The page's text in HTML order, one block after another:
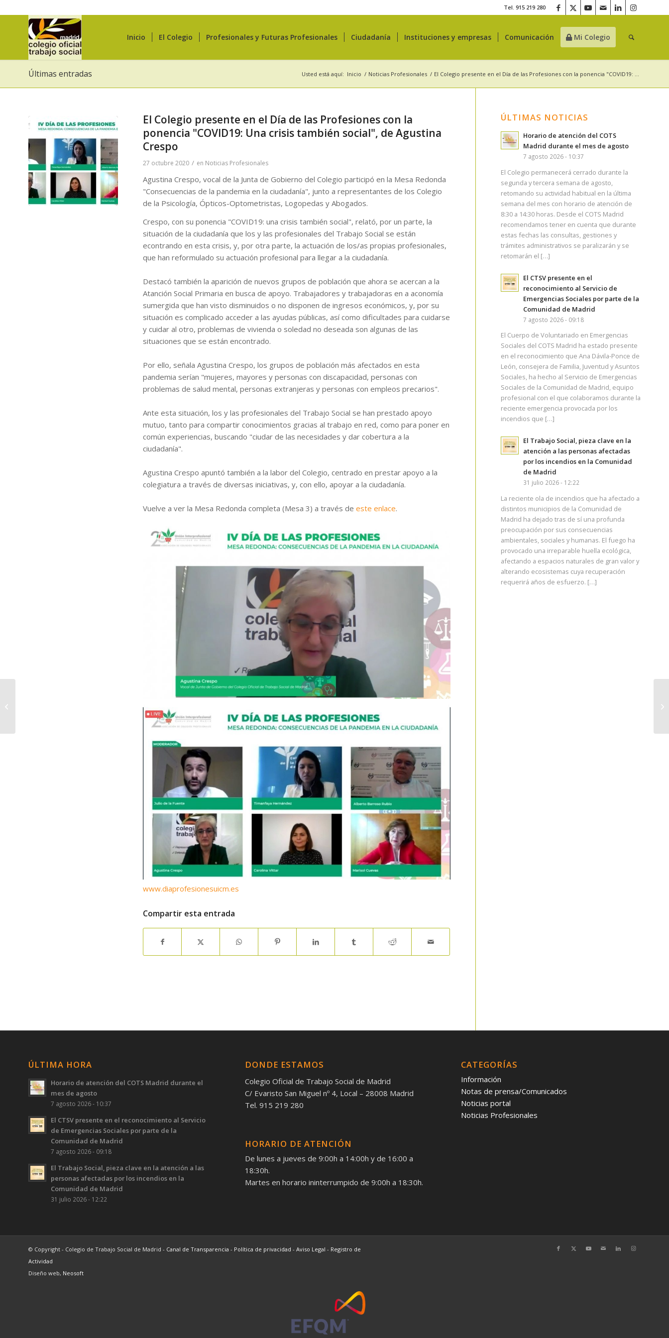
Tel. 915 219 280
Inicio El Colegio Profesionales y Futuras Profesionales Ciudadanía Instituciones y empresas Comunicación Mi Colegio
Últimas entradas Usted está aquí: Inicio / Noticias Profesionales / El Colegio presente en el Día de las Profesiones con la ponencia "COVID19: ...
El Colegio presente en el Día de las Profesiones con la
ponencia "COVID19: Una crisis también social", de Agustina
Crespo
27 octubre 2020 / en Noticias Profesionales
Agustina Crespo, vocal de la Junta de Gobierno del Colegio participó en la Mesa Redonda
"Consecuencias de la pandemia en la ciudadanía", junto a representantes de los Colegio
de la Psicología, Ópticos-Optometristas, Logopedas y Abogados.
Crespo, con su ponencia "COVID19: una crisis también social", relató, por un parte, la
situación de la ciudadanía que los y las profesionales del Trabajo Social se están
econtrando en esta crisis, y, por otra parte, la actuación de los/as propias profesionales,
que han reformulado su actuación profesional para llegar a la ciudadanía.
Destacó también la aparición de nuevos grupos de población que ahora se acercan a la
Atanción Social Primaria en busca de apoyo. Trabajadores y trabajadoras en a aconomía
sumergida que han visto disminuidos o no disponen de ingresos económicos, y, por su
situación es complicado acceder a las ayudas públicas, así como dificultades para cuidarse
y cuidar al otro, problemas de vivienda o soledad no deseada son algunas de las
situaciones que se están encontrado.
Por ello, señala Agustina Crespo, los grupos de población más afectados en esta
pandemia serían "mujeres, mayores y personas con discapacidad, personas con
problemas de salud mental, personas extranjeras y personas con empleos precarios".
Ante esta situación, los y las profesionales del Trabajo Social se han prestado apoyo
mutuo, tanto para compartir conocimientos gracias al trabajo en red, como para poner en
común experiencias, buscando "ciudar de las necesidades y dar cobertura a la
ciudadanía".
Agustina Crespo apuntó también a la labor del Colegio, centrado en prestar apoyo a la
colegiatura a través de diversas iniciativas, y, con ello, apoyar a la ciudadanía.
Vuelve a ver la Mesa Redonda completa (Mesa 3) a través de este enlace.
www.diaprofesionesuicm.es
Compartir esta entrada
ÚLTIMAS NOTICIAS
Horario de atención del COTS
Madrid durante el mes de agosto
7 agosto 2026 - 10:37
El Colegio permanecerá cerrado durante la
segunda y tercera semana de agosto,
retomando su actividad habitual en la última
semana del mes con horario de atención de
8:30 a 14:30 horas. Desde el COTS Madrid
recomendamos tener en cuenta que durante
estas fechas las consultas, gestiones y
trámites administrativos se paralizarán y se
retomarán el […]
El CTSV presente en el
reconocimiento al Servicio de
Emergencias Sociales por parte de la
Comunidad de Madrid
7 agosto 2026 - 09:18
El Cuerpo de Voluntariado en Emergencias
Sociales del COTS Madrid ha estado presente
en el reconocimiento que Ana Dávila-Ponce de
León, consejera de Familia, Juventud y Asuntos
Sociales, ha hecho al Servicio de Emergencias
Sociales de la Comunidad de Madrid, equipo
profesional con el que colaboramos durante la
reciente emergencia provocada por los
incendios que […]
El Trabajo Social, pieza clave en la
atención a las personas afectadas
por los incendios en la Comunidad
de Madrid
31 julio 2026 - 12:22
La reciente ola de incendios que ha afectado a
distintos municipios de la Comunidad de
Madrid ha dejado tras de sí una profunda
preocupación por sus consecuencias
ambientales, sociales y humanas. El fuego ha
provocado una irreparable huella ecológica,
afectando a espacios naturales de gran valor y
alterando ecosistemas cuya recuperación
requerirá años de esfuerzo. […]
ÚLTIMA HORA
Horario de atención del COTS Madrid durante el
mes de agosto
7 agosto 2026 - 10:37
El CTSV presente en el reconocimiento al Servicio
de Emergencias Sociales por parte de la
Comunidad de Madrid
7 agosto 2026 - 09:18
El Trabajo Social, pieza clave en la atención a las
personas afectadas por los incendios en la
Comunidad de Madrid
31 julio 2026 - 12:22
DONDE ESTAMOS
Colegio Oficial de Trabajo Social de Madrid
C/ Evaristo San Miguel nº 4, Local – 28008 Madrid
Tel. 915 219 280
HORARIO DE ATENCIÓN
De lunes a jueves de 9:00h a 14:00h y de 16:00 a
18:30h.
Martes en horario ininterrumpido de 9:00h a 18:30h.
CATEGORÍAS
Información
Notas de prensa/Comunicados
Noticias portal
Noticias Profesionales
© Copyright - Colegio de Trabajo Social de Madrid - Canal de Transparencia - Política de privacidad - Aviso Legal - Registro de
Actividad
Diseño web, Neosoft